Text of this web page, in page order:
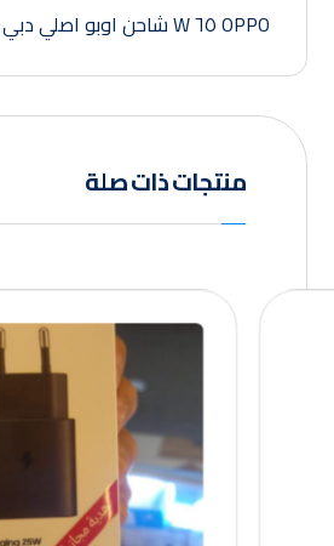
OPPO ٦٥ W شاحن اوبو اصلي دبي
منتجات ذات صلة